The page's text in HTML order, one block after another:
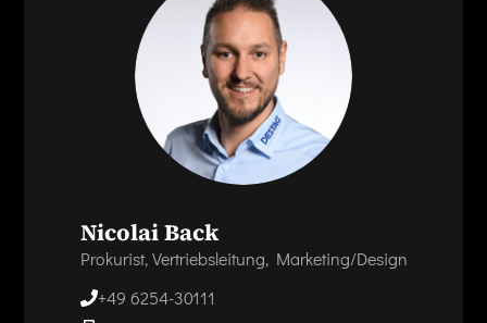
Nicolai Back
Prokurist, Vertriebsleitung, Marketing/Design
+49 6254-30111